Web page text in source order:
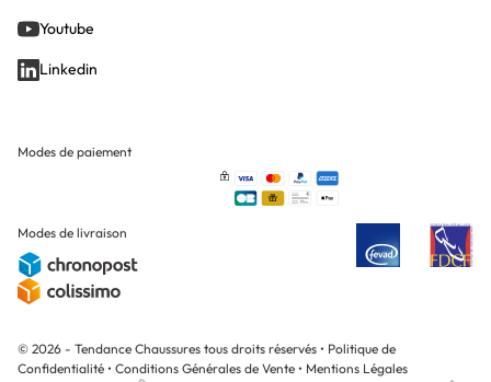
Youtube
Linkedin
Modes de paiement
Modes de livraison
© 2026 - Tendance Chaussures tous droits réservés • Politique de
Confidentialité • Conditions Générales de Vente • Mentions Légales